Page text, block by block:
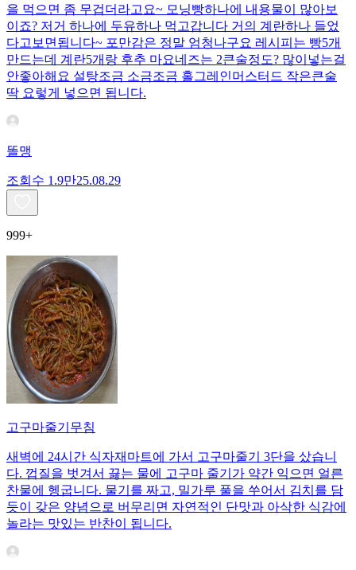
을 먹으면 좀 무겁더라고요~ 모닝빵하나에 내용물이 많아보
이죠? 저거 하나에 두유하나 먹고갑니다 거의 계란하나 들었
다고보면됩니다~ 포만감은 정말 엄청나구요 레시피는 빵5개
만드는데 계란5개랑 후추 마요네즈는 2큰술정도? 많이넣는걸
안좋아해요 설탕조금 소금조금 홀그레인머스터드 작은큰술
딱 요렇게 넣으면 됩니다.
똘맹
조회수 1.9만25.08.29
999+
고구마줄기무침
새벽에 24시간 식자재마트에 가서 고구마줄기 3단을 샀습니
다. 껍질을 벗겨서 끓는 물에 고구마 줄기가 약간 익으면 얼른
찬물에 헹굽니다. 물기를 짜고, 밀가루 풀을 쑤어서 김치를 담
듯이 갖은 양념으로 버무리면 자연적인 단맛과 아삭한 식감에
놀라는 맛있는 반찬이 됩니다.